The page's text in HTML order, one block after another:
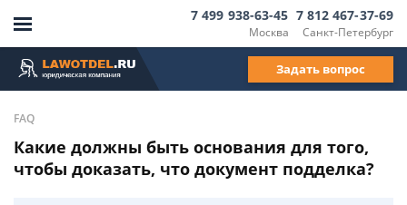
Москва
7 499 938-63-45
Санкт-Петербург
7 812 467-37-69
Задать вопрос
FAQ
Какие должны быть основания для того,
чтобы доказать, что документ подделка?